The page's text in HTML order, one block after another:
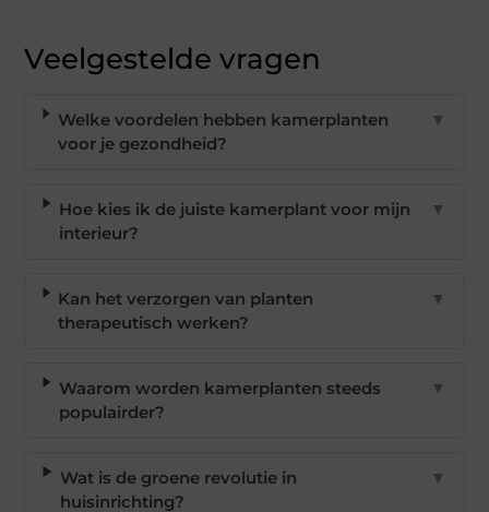
Veelgestelde vragen
Welke voordelen hebben kamerplanten
voor je gezondheid?
▼
Hoe kies ik de juiste kamerplant voor mijn
interieur?
▼
Kan het verzorgen van planten
therapeutisch werken?
▼
Waarom worden kamerplanten steeds
populairder?
▼
Wat is de groene revolutie in
huisinrichting?
▼